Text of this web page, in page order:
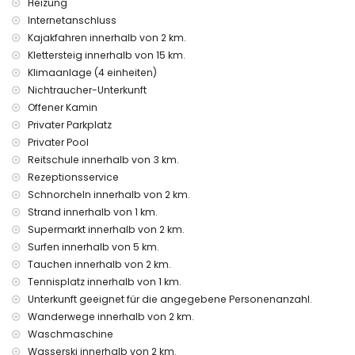
Bügeleisen und Bügelbrett
Bettwäsche und Handtücher
Rezeptionsservice und 24-Stunden-Notdienst
Zentralheizung und Klimaanlage
Einrichtungen und Dienstleistungen gegen Aufpreis
Zustellbett und Kinderbett (auf Anfrage)
Unterhaltungs- und Freizeitmöglichkeiten für Ihren Urlaub
in Moraira, Costa Blanca
Theater, Diskothek und Bar (innerhalb von 1000 Metern vom
Haus)
Kino und Promenade (Moraira Meer Spaziergang)
(innerhalb von 5 Kilometern vom Haus)
Sehenswürdigkeiten und Kultur in Moraira, Costa Blanca
Museum (Teulada Geschichtsmuseum), Kirche (Kirche der
architektonisches Bauwerk (Rathaus) und historischer Ort
(Teulada Historisches Zentrum) (innerhalb von 1000 Metern
von der Unterkunft)
Burg (Burg von Moraira) (innerhalb von 5 Kilometern von der
Unterkunft)
Internetanschluss
Kajakfahren innerhalb von 2 km.
Klettersteig innerhalb von 15 km.
Klimaanlage (4 einheiten)
Nichtraucher-Unterkunft
Offener Kamin
Privater Parkplatz
Privater Pool
Reitschule innerhalb von 3 km.
Rezeptionsservice
Schnorcheln innerhalb von 2 km.
Strand innerhalb von 1 km.
Supermarkt innerhalb von 2 km.
Surfen innerhalb von 5 km.
Tauchen innerhalb von 2 km.
Tennisplatz innerhalb von 1 km.
Unterkunft geeignet für die angegebene Personenanzahl.
Wanderwege innerhalb von 2 km.
Waschmaschine
Wasserski innerhalb von 2 km.